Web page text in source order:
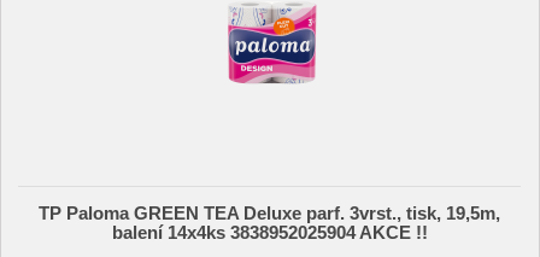
TP Paloma GREEN TEA Deluxe parf. 3vrst., tisk, 19,5m,
balení 14x4ks 3838952025904 AKCE !!